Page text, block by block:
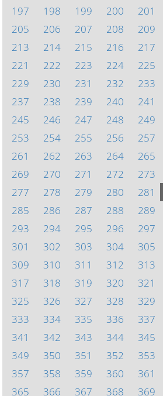
197
198 199 200 201
205
206 207 208 209
213
214 215 216 217
221
222 223 224 225
229
230 231 232 233
237
238 239 240 241
245
246 247 248 249
253
254 255 256 257
261
262 263 264 265
269
270 271 272 273
277
278 279 280 281
285
286 287 288 289
293
294 295 296 297
301
302 303 304 305
309
310 311 312 313
317
318 319 320 321
325
326 327 328 329
333
334 335 336 337
341
342 343 344 345
349
350 351 352 353
357
358 359 360 361
365
366 367 368 369